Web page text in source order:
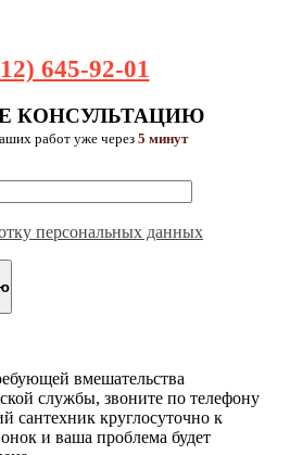
645-92-01
КОНСУЛЬТАЦИЮ
работ уже через 5 минут
персональных данных
вмешательства
службы, звоните по телефону
круглосуточно к
и ваша проблема будет